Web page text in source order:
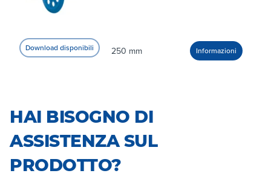
250 mm
HAI BISOGNO DI
ASSISTENZA SUL
PRODOTTO?